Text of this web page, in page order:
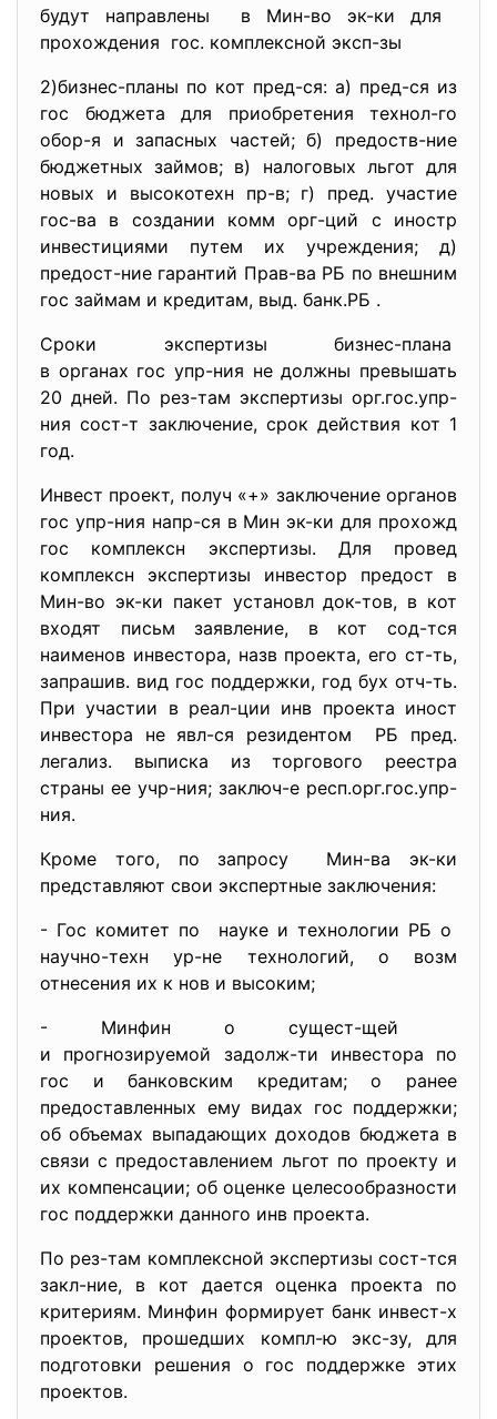
будут направлены в Мин-во эк-ки для
прохождения гос. комплексной эксп-зы
2)бизнес-планы по кот пред-ся: а) пред-ся из
гос бюджета для приобретения технол-го
обор-я и запасных частей; б) предоств-ние
бюджетных займов; в) налоговых льгот для
новых и высокотехн пр-в; г) пред. участие
гос-ва в создании комм орг-ций с иностр
инвестициями путем их учреждения; д)
предост-ние гарантий Прав-ва РБ по внешним
гос займам и кредитам, выд. банк.РБ .
Сроки экспертизы бизнес-плана
в органах гос упр-ния не должны превышать
20 дней. По рез-там экспертизы орг.гос.упр-
ния сост-т заключение, срок действия кот 1
год.
Инвест проект, получ «+» заключение органов
гос упр-ния напр-ся в Мин эк-ки для прохожд
гос комплексн экспертизы. Для провед
комплексн экспертизы инвестор предост в
Мин-во эк-ки пакет установл док-тов, в кот
входят письм заявление, в кот сод-тся
наименов инвестора, назв проекта, его ст-ть,
запрашив. вид гос поддержки, год бух отч-ть.
При участии в реал-ции инв проекта иност
инвестора не явл-ся резидентом РБ пред.
легализ. выписка из торгового реестра
страны ее учр-ния; заключ-е респ.орг.гос.упр-
ния.
Кроме того, по запросу Мин-ва эк-ки
представляют свои экспертные заключения:
- Гос комитет по науке и технологии РБ о
научно-техн ур-не технологий, о возм
отнесения их к нов и высоким;
- Минфин о сущест-щей
и прогнозируемой задолж-ти инвестора по
гос и банковским кредитам; о ранее
предоставленных ему видах гос поддержки;
об объемах выпадающих доходов бюджета в
связи с предоставлением льгот по проекту и
их компенсации; об оценке целесообразности
гос поддержки данного инв проекта.
По рез-там комплексной экспертизы сост-тся
закл-ние, в кот дается оценка проекта по
критериям. Минфин формирует банк инвест-х
проектов, прошедших компл-ю экс-зу, для
подготовки решения о гос поддержке этих
проектов.